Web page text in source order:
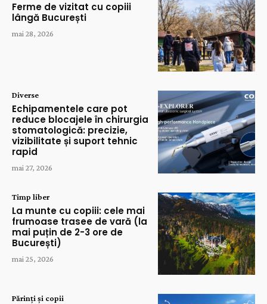
Ferme de vizitat cu copiii
lângă București
mai 28, 2026
Diverse
Echipamentele care pot
reduce blocajele în chirurgia
stomatologică: precizie,
vizibilitate și suport tehnic
rapid
mai 27, 2026
Timp liber
La munte cu copiii: cele mai
frumoase trasee de vară (la
mai puțin de 2-3 ore de
București)
mai 25, 2026
Părinți și copii